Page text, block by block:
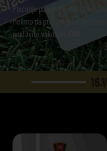
Plaćanje putem PayPala
Molimo da prije odabira proizvoda,
postavite valutu na